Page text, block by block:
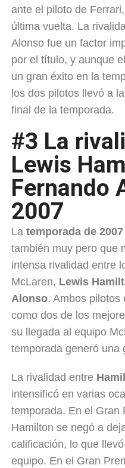
ante el piloto de
última vuelta. La
Alonso fue un factor
por el título, y aunque
un gran éxito en la
los dos pilotos llevó a
final de la temporada.
#3 La
Lewis
Fernando
2007
La temporada de
también muy pero que
intensa rivalidad entre
McLaren, Lewis
Alonso. Ambos pilotos
como dos de los
su llegada al equipo
temporada generó una
La rivalidad entre
intensificó en varias
temporada. En el Gran
Hamilton se negó a
calificación, lo que
equipo. En el Gran